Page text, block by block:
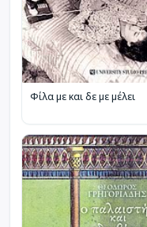
Φίλα με και δε με μέλει